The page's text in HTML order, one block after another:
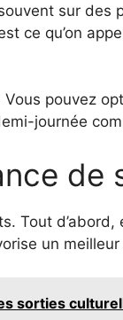
sur des
ce qu’on
pouvez
journée
de
Tout
un
sorties